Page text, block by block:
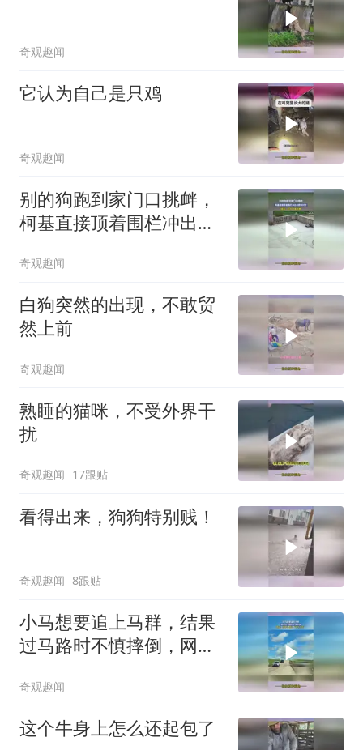
奇观趣闻
它认为自己是只鸡
奇观趣闻
别的狗跑到家门口挑衅，
柯基直接顶着围栏冲出去
奇观趣闻
白狗突然的出现，不敢贸
然上前
奇观趣闻
熟睡的猫咪，不受外界干
扰
奇观趣闻 17跟贴
看得出来，狗狗特别贱！
奇观趣闻 8跟贴
小马想要追上马群，结果
过马路时不慎摔倒，网
祥”
奇观趣闻
这个牛身上怎么还起包了